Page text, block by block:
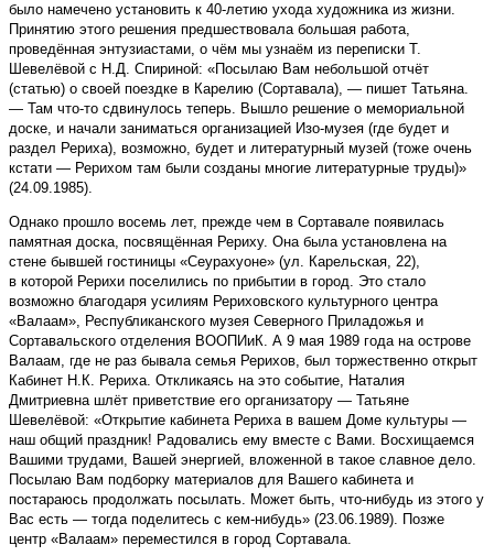
было намечено установить к 40-летию ухода художника из жизни.
Принятию этого решения предшествовала большая работа,
проведённая энтузиастами, о чём мы узнаём из переписки Т.
Шевелёвой с Н.Д. Спириной: «Посылаю Вам небольшой отчёт
(статью) о своей поездке в Карелию (Сортавала), — пишет Татьяна.
— Там что-то сдвинулось теперь. Вышло решение о мемориальной
доске, и начали заниматься организацией Изо-музея (где будет и
раздел Рериха), возможно, будет и литературный музей (тоже очень
кстати — Рерихом там были созданы многие литературные труды)»
(24.09.1985).
Однако прошло восемь лет, прежде чем в Сортавале появилась
памятная доска, посвящённая Рериху. Она была установлена на
стене бывшей гостиницы «Сеурахуоне» (ул. Карельская, 22),
в которой Рерихи поселились по прибытии в город. Это стало
возможно благодаря усилиям Рериховского культурного центра
«Валаам», Республиканского музея Северного Приладожья и
Сортавальского отделения ВООПИиК. А 9 мая 1989 года на острове
Валаам, где не раз бывала семья Рерихов, был торжественно открыт
Кабинет Н.К. Рериха. Откликаясь на это событие, Наталия
Дмитриевна шлёт приветствие его организатору — Татьяне
Шевелёвой: «Открытие кабинета Рериха в вашем Доме культуры —
наш общий праздник! Радовались ему вместе с Вами. Восхищаемся
Вашими трудами, Вашей энергией, вложенной в такое славное дело.
Посылаю Вам подборку материалов для Вашего кабинета и
постараюсь продолжать посылать. Может быть, что-нибудь из этого у
Вас есть — тогда поделитесь с кем-нибудь» (23.06.1989). Позже
центр «Валаам» переместился в город Сортавала.